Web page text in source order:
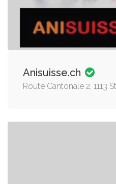
Anisuisse.ch
Route Cantonale 2, 1113